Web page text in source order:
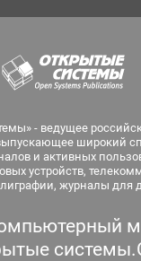
- ведущее
широкий
и активных
устройств,
журналы для